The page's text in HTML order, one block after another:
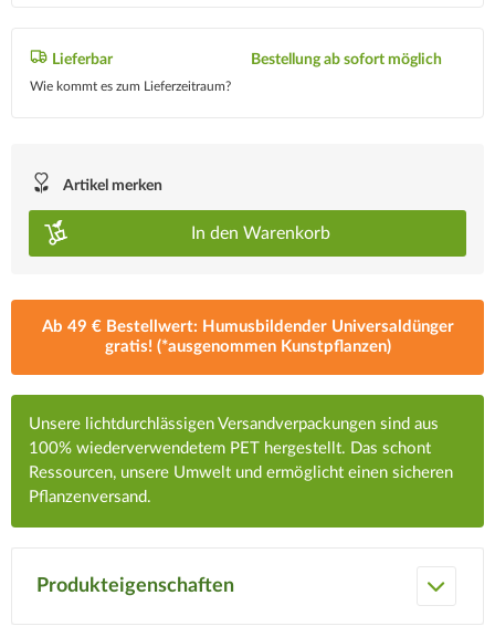
Lieferbar
Wie kommt es zum Lieferzeitraum?
Bestellung ab sofort möglich
Artikel merken
In den Warenkorb
Ab 49 € Bestellwert: Humusbildender Universaldünger
gratis! (*ausgenommen Kunstpflanzen)
Unsere lichtdurchlässigen Versandverpackungen sind aus
100% wiederverwendetem PET hergestellt. Das schont
Ressourcen, unsere Umwelt und ermöglicht einen sicheren
Pflanzenversand.
Produkteigenschaften